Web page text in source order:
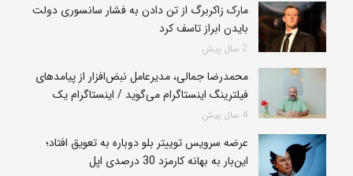
مارک زاکربرگ از تن دادن به فشار سانسوری دولت
بایدن ابراز تاسف کرد
2 سال پیش
محمدرضا جمالی، مدیرعامل نبض‌افزار از پیامدهای
فیلترینگ اینستاگرام می‌گوید / اینستاگرام یک
سکوی اقتصادی است، نه سیاسی
4 سال پیش
عرضه سرویس توییتر بلو دوباره به تعویق افتاد؛
این‌بار به بهانه کارمزد 30 درصدی اپل